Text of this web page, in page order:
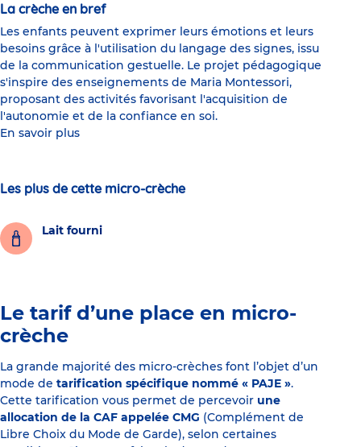
La crèche en bref
Les enfants peuvent exprimer leurs émotions et leurs
besoins grâce à l'utilisation du langage des signes, issu
de la communication gestuelle. Le projet pédagogique
s'inspire des enseignements de Maria Montessori,
proposant des activités favorisant l'acquisition de
l'autonomie et de la confiance en soi.
En savoir plus
Les plus de cette micro-crèche
Lait fourni
Le tarif d’une place en micro-
crèche
La grande majorité des micro-crèches font l’objet d’un
mode de tarification spécifique nommé « PAJE ».
Cette tarification vous permet de percevoir une
allocation de la CAF appelée CMG (Complément de
Libre Choix du Mode de Garde), selon certaines